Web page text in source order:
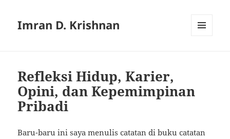
Imran D. Krishnan
Refleksi Hidup, Karier,
Opini, dan Kepemimpinan
Pribadi
Baru-baru ini saya menulis catatan di buku catatan